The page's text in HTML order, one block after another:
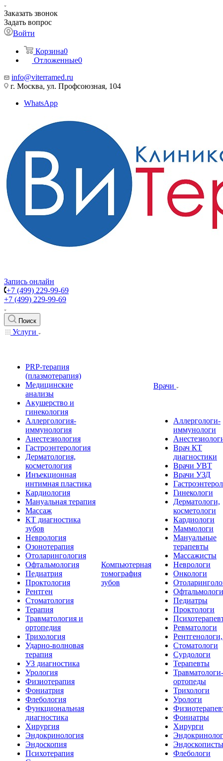
Заказать звонок
Задать вопрос
Войти
Корзина0
Отложенные0
info@viterramed.ru
г. Москва, ул. Профсоюзная, 104
WhatsApp
Запись онлайн
+7 (499) 229-99-69
+7 (499) 229-99-69
Поиск
Услуги
PRP-терапия
(плазмотерапия)
Медицинские
анализы
Акушерство и
гинекология
Аллергология-
иммунология
Анестезиология
Гастроэнтерология
Дерматология,
косметология
Инъекционная
интимная пластика
Кардиология
Мануальная терапия
Массаж
КТ диагностика
зубов
Неврология
Озонотерапия
Отоларингология
Офтальмология
Педиатрия
Проктология
Рентген
Стоматология
Терапия
Травматология и
ортопедия
Трихология
Ударно-волновая
терапия
УЗ диагностика
Урология
Физиотерапия
Фониатрия
Флебология
Функциональная
диагностика
Хирургия
Эндокринология
Эндоскопия
Психотерапия
Компьютерная
томография
зубов
Врачи
Аллергологи-
иммунологи
Врач КТ
диагностики
Врачи УВТ
Врачи УЗД
Гинекологи
Дерматологи,
косметологи
Кардиологи
Маммологи
Мануальные
терапевты
Массажисты
Неврологи
Онкологи
Офтальмологи
Педиатры
Проктологи
Ревматологи
Стоматологи
Сурдологи
Терапевты
Травматологи-
ортопеды
Трихологи
Урологи
Фониатры
Хирурги
Эндоскописты
Флебологи